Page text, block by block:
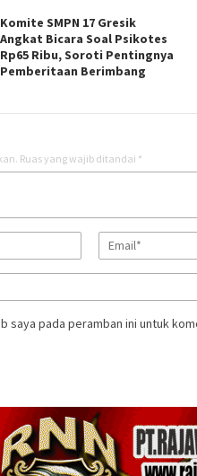
Komite SMPN 17 Gresik
Angkat Bicara Soal Psikotes
Rp65 Ribu, Soroti Pentingnya
Pemberitaan Berimbang
Ruas yang wajib ditandai *
saya pada peramban ini untuk